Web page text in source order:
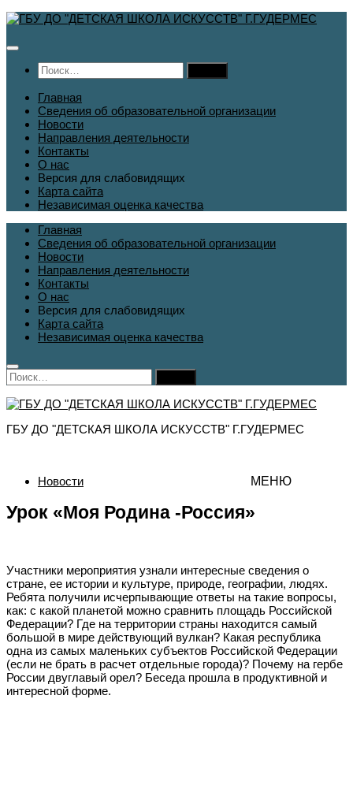
Перейти
содержимому
Найти:
Главная
Сведения об образовательной организации
Новости
Направления деятельности
Контакты
О нас
Версия для слабовидящих
Карта сайта
Независимая оценка качества
Главная
Сведения об образовательной организации
Новости
Направления деятельности
Контакты
О нас
Версия для слабовидящих
Карта сайта
Независимая оценка качества
Найти:
ГБУ ДО "ДЕТСКАЯ ШКОЛА ИСКУССТВ" Г.ГУДЕРМЕС
МЕНЮ
Новости
Урок «Моя Родина -Россия»
Участники мероприятия узнали интересные сведения о
стране, ее истории и культуре, природе, географии, людях.
Ребята получили исчерпывающие ответы на такие вопросы,
как: с какой планетой можно сравнить площадь Российской
Федерации? Где на территории страны находится самый
большой в мире действующий вулкан? Какая республика
одна из самых маленьких субъектов Российской Федерации
(если не брать в расчет отдельные города)? Почему на гербе
России двуглавый орел? Беседа прошла в продуктивной и
интересной форме.